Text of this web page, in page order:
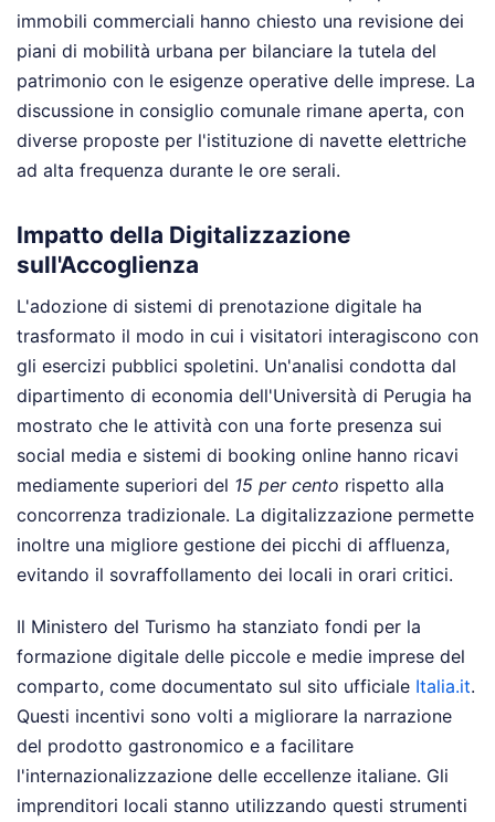
immobili commerciali hanno chiesto una revisione dei
piani di mobilità urbana per bilanciare la tutela del
patrimonio con le esigenze operative delle imprese. La
discussione in consiglio comunale rimane aperta, con
diverse proposte per l'istituzione di navette elettriche
ad alta frequenza durante le ore serali.
Impatto della Digitalizzazione
sull'Accoglienza
L'adozione di sistemi di prenotazione digitale ha
trasformato il modo in cui i visitatori interagiscono con
gli esercizi pubblici spoletini. Un'analisi condotta dal
dipartimento di economia dell'Università di Perugia ha
mostrato che le attività con una forte presenza sui
social media e sistemi di booking online hanno ricavi
mediamente superiori del 15 per cento rispetto alla
concorrenza tradizionale. La digitalizzazione permette
inoltre una migliore gestione dei picchi di affluenza,
evitando il sovraffollamento dei locali in orari critici.
Il Ministero del Turismo ha stanziato fondi per la
formazione digitale delle piccole e medie imprese del
comparto, come documentato sul sito ufficiale Italia.it.
Questi incentivi sono volti a migliorare la narrazione
del prodotto gastronomico e a facilitare
l'internazionalizzazione delle eccellenze italiane. Gli
imprenditori locali stanno utilizzando questi strumenti